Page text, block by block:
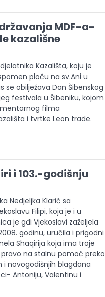
MDF-a-
kazališne
Kazališta, koju je
ploču na sv.Ani u
obilježava Dan Šibenskog
festivala u Šibeniku, kojom
filma
i tvrtke Leon trade.
i 103.-godišnju
Nedjeljka Klarić sa
Filipi, koja je i u
je gđi Vjekoslavi zaželjela
godinu, uručila i prigodni
Shaqirija koja ima troje
na stalnu pomoć preko
i novogodišnjih blagdana
Antoniju, Valentinu i